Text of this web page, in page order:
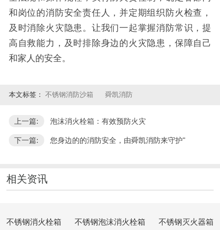
和岗位的消防安全责任人，并定期组织防火检查，
及时消除火灾隐患。让我们一起掌握消防常识，提
高自救能力，及时排除身边的火灾隐患，保障自己
和家人的安全。
本文标签： 不锈钢消防沙箱 舜凯消防
上一篇: 泡沫消火栓箱：有效预防火灾
下一篇: 您身边的的消防安全，由舜凯消防来守护"
相关资讯
不锈钢消火栓箱 不锈钢泡沫消火栓箱 不锈钢灭火器箱